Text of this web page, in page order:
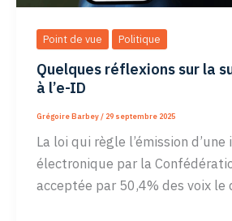
Point de vue Politique
Quelques réflexions sur la
à l’e-ID
Grégoire Barbey/ 29 septembre 2025
La loi qui règle l’émission
électronique par la
acceptée par 50,4% des voix le